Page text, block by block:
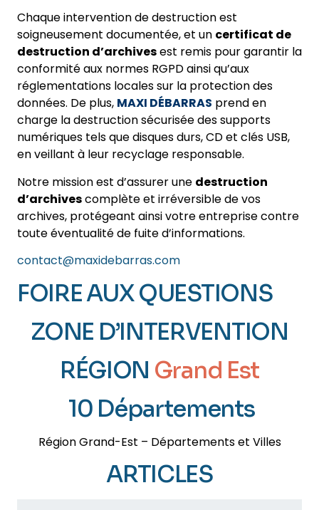
Chaque intervention de destruction est
soigneusement documentée, et un certificat de
destruction d’archivesest remis pour garantir la
conformité aux normes RGPD ainsi qu’aux
réglementations locales sur la protection des
données. De plus, MAXI DÉBARRAS prend en
charge la destruction sécurisée des supports
numériques tels que disques durs, CD et clés USB,
en veillant à leur recyclage responsable.
Notre mission est d’assurer une destruction
d’archivescomplète et irréversible de vos
archives, protégeant ainsi votre entreprise contre
toute éventualité de fuite d’informations.
contact@maxidebarras.com
FOIRE AUX QUESTIONS
ZONE D’INTERVENTION
RÉGION Grand Est
10 Départements
Région Grand-Est – Départements et Villes
ARTICLES